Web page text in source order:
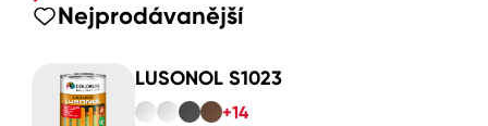
Nejprodávanější
LUSONOL S1023
+14